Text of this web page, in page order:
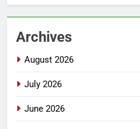
Archives
August 2026
July 2026
June 2026